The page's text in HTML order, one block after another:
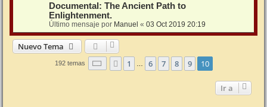
Documental: The Ancient Path to
Enlightenment.
Último mensaje por Manuel « 03 Oct 2019 20:19
Nuevo Tema
192 temas Página 10de10
Anterior
1 6 7 8 9 10
Ir a